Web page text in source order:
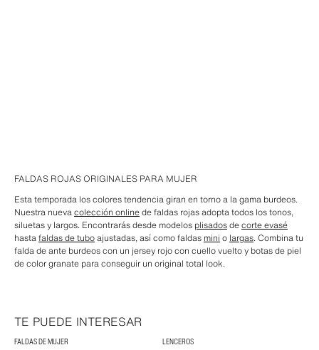
FALDAS ROJAS ORIGINALES PARA MUJER
Esta temporada los colores tendencia giran en torno a la gama burdeos.
Nuestra nuevacolección onlinede faldas rojas adopta todos los tonos,
siluetas y largos. Encontrarás desde modelos plisadosdecorte evasé
hastafaldas de tuboajustadas, así como faldas mini o largas. Combina tu
falda de ante burdeos con un jersey rojo con cuello vuelto y botas de piel
de color granate para conseguir un original total look.
TE PUEDE INTERESAR
FALDAS DE MUJER
LENCEROS